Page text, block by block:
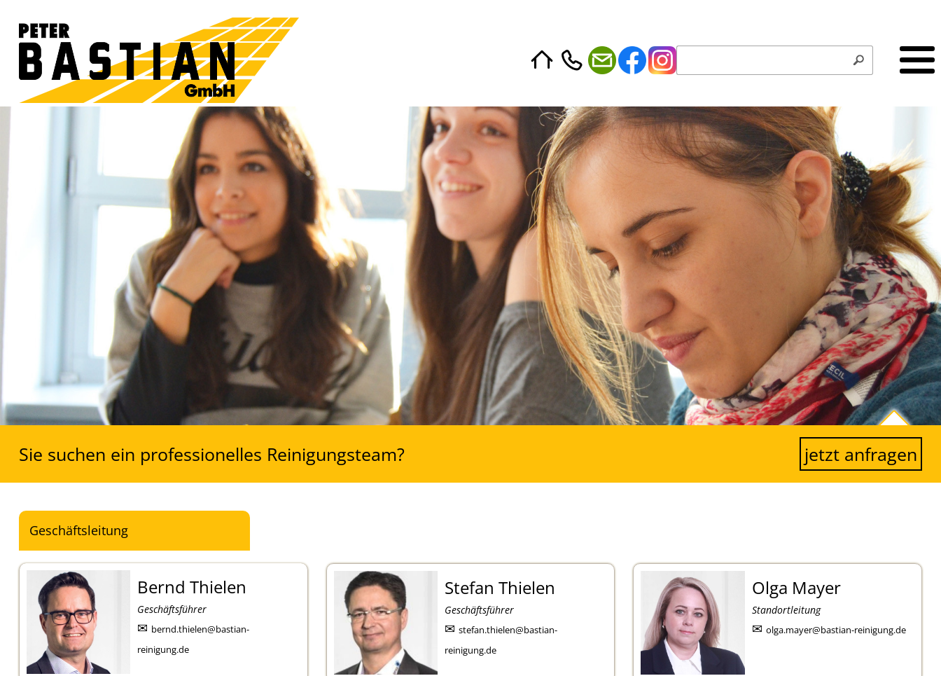
Sie suchen ein professionelles Reinigungsteam? jetzt anfragen
Geschäftsleitung
Bernd Thielen
Geschäftsführer
✉ bernd.thielen@bastian-
reinigung.de
Stefan Thielen
Geschäftsführer
✉ stefan.thielen@bastian-
reinigung.de
Olga Mayer
Standortleitung
✉ olga.mayer@bastian-reinigung.de